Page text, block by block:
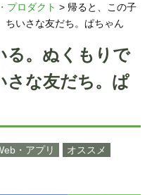
プロダクト > 帰ると、この子
ちいさな友だち。ぱちゃん
る。ぬくもりで
さな友だち。ぱ
・アプリ オススメ